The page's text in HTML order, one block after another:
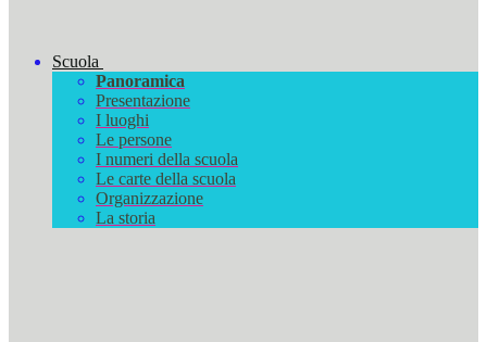
Scuola
Panoramica
Presentazione
I luoghi
Le persone
I numeri della scuola
Le carte della scuola
Organizzazione
La storia